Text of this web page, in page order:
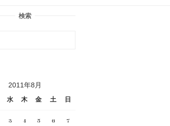
検索
2011年8月
水 木 金 土 日
3 4 5 6
7